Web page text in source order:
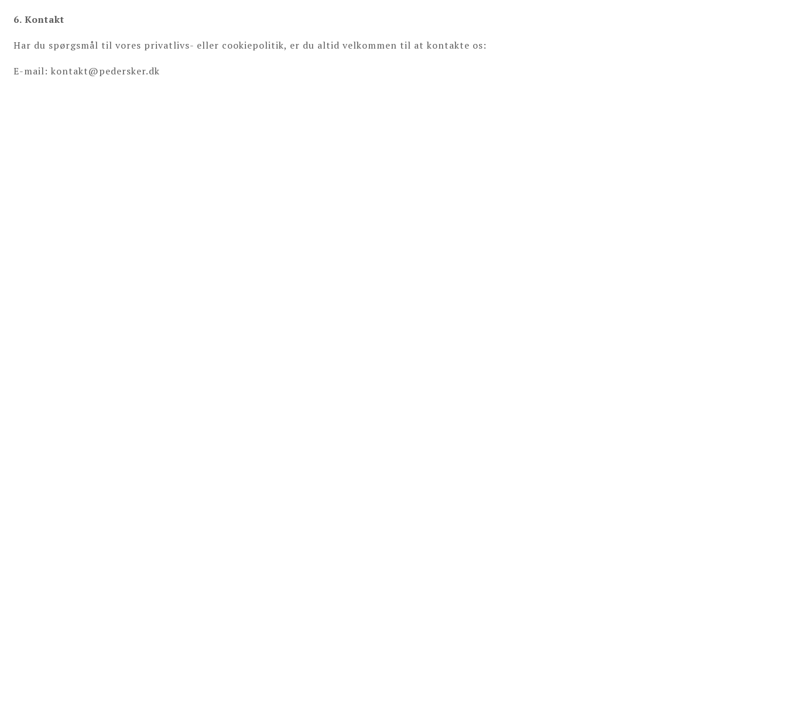
6. Kontakt
Har du spørgsmål til vores privatlivs- eller cookiepolitik, er du altid velkommen til at kontakte os:
E-mail: kontakt@pedersker.dk